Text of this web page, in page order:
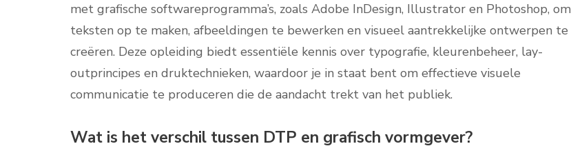
met grafische softwareprogramma’s, zoals Adobe InDesign, Illustrator en Photoshop, om
teksten op te maken, afbeeldingen te bewerken en visueel aantrekkelijke ontwerpen te
creëren. Deze opleiding biedt essentiële kennis over typografie, kleurenbeheer, lay-
outprincipes en druktechnieken, waardoor je in staat bent om effectieve visuele
communicatie te produceren die de aandacht trekt van het publiek.
Wat is het verschil tussen DTP en grafisch vormgever?